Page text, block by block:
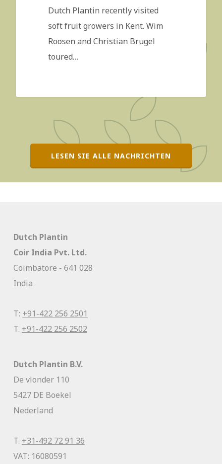
Dutch Plantin recently visited
soft fruit growers in Kent. Wim
Roosen and Christian Brugel
toured…
LESEN SIE ALLE NACHRICHTEN
Dutch Plantin
Coir India Pvt. Ltd.
Coimbatore - 641 028
India
T: +91-422 256 2501
T. +91-422 256 2502
Dutch Plantin B.V.
De vlonder 110
5427 DE Boekel
Nederland
T. +31-492 72 91 36
VAT: 16080591